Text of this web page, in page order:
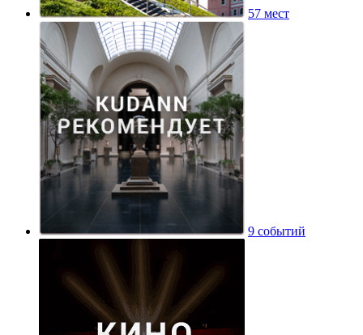
57 мест
9 событий